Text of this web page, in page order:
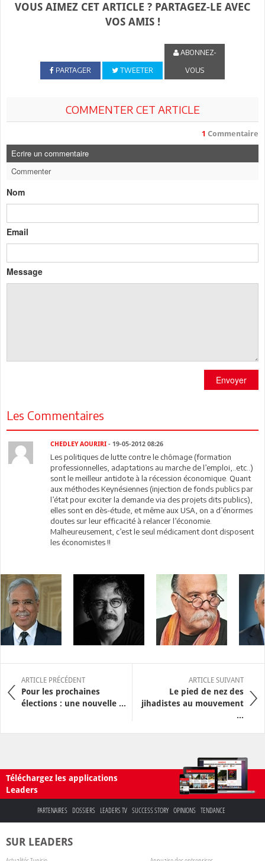
VOUS AIMEZ CET ARTICLE ? PARTAGEZ-LE AVEC
VOS AMIS !
PARTAGER TWEETER
ABONNEZ-
VOUS
COMMENTER CET ARTICLE
1 Commentaire
Ecrire un commentaire
Commenter
Nom
Email
Message
Envoyer
Les Commentaires
CHEDLEY AOURIRI - 19-05-2012 08:26
Les politiques de lutte contre le chômage (formation
professionnelles, adaptations au marche de l’emploi,..etc..)
sont le meilleur antidote à la récession économique. Quant
aux méthodes Keynésiennes (injection de fonds publics par
l’état pour exciter la demande via des projets dits publics),
elles sont en dès-étude, et même aux USA, on a d’énormes
doutes sur leur efficacité à relancer l’économie.
Malheureusement, c’est le seul médicament dont disposent
les économistes !!
ARTICLE PRÉCÉDENT
Pour les prochaines
élections : une nouvelle ...
ARTICLE SUIVANT
Le pied de nez des
jihadistes au mouvement
...
Téléchargez les applications
Leaders
PARTENAIRES DOSSIERS LEADERS TV SUCCESS STORY OPINIONS TENDANCE
SUR LEADERS